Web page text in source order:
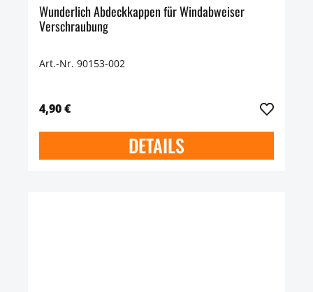
Wunderlich Abdeckkappen für Windabweiser
Verschraubung
Art.-Nr. 90153-002
4,90 €
DETAILS